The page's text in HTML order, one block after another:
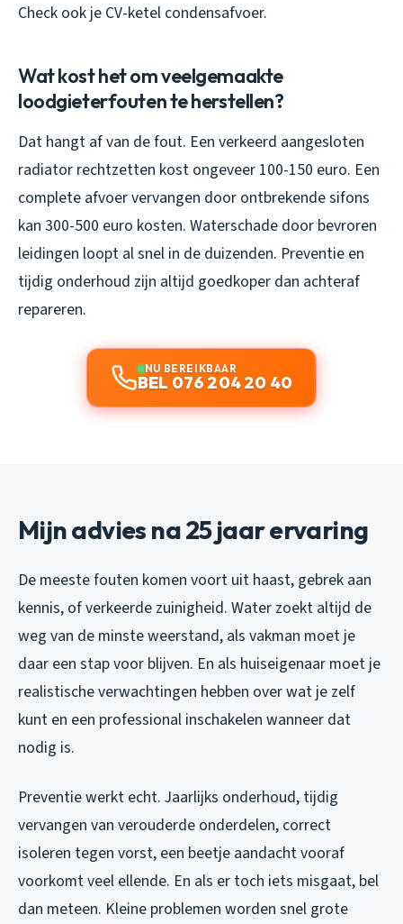
Check ook je CV-ketel condensafvoer.
Wat kost het om veelgemaakte
loodgieterfouten te herstellen?
Dat hangt af van de fout. Een verkeerd aangesloten
radiator rechtzetten kost ongeveer 100-150 euro. Een
complete afvoer vervangen door ontbrekende sifons
kan 300-500 euro kosten. Waterschade door bevroren
leidingen loopt al snel in de duizenden. Preventie en
tijdig onderhoud zijn altijd goedkoper dan achteraf
repareren.
NU BEREIKBAAR
BEL 076 204 20 40
Mijn advies na 25 jaar ervaring
De meeste fouten komen voort uit haast, gebrek aan
kennis, of verkeerde zuinigheid. Water zoekt altijd de
weg van de minste weerstand, als vakman moet je
daar een stap voor blijven. En als huiseigenaar moet je
realistische verwachtingen hebben over wat je zelf
kunt en een professional inschakelen wanneer dat
nodig is.
Preventie werkt echt. Jaarlijks onderhoud, tijdig
vervangen van verouderde onderdelen, correct
isoleren tegen vorst, een beetje aandacht vooraf
voorkomt veel ellende. En als er toch iets misgaat, bel
dan meteen. Kleine problemen worden snel grote